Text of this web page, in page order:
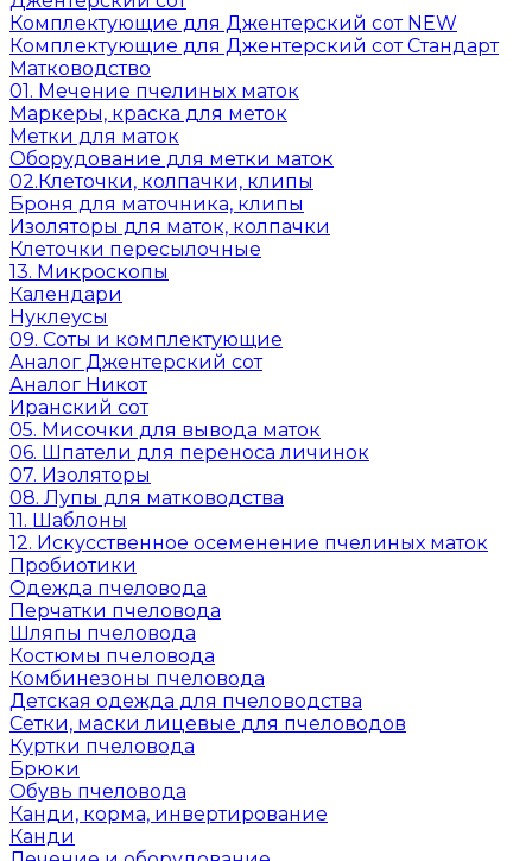
Комплектующие для Джентерский сот NEW
Комплектующие для Джентерский сот Стандарт
Матководство
01. Мечение пчелиных маток
Маркеры, краска для меток
Метки для маток
Оборудование для метки маток
02.Клеточки, колпачки, клипы
Броня для маточника, клипы
Изоляторы для маток, колпачки
Клеточки пересылочные
13. Микроскопы
Календари
Нуклеусы
09. Соты и комплектующие
Аналог Джентерский сот
Аналог Никот
Иранский сот
05. Мисочки для вывода маток
06. Шпатели для переноса личинок
07. Изоляторы
08. Лупы для матководства
11. Шаблоны
12. Искусственное осеменение пчелиных маток
Пробиотики
Одежда пчеловода
Перчатки пчеловода
Шляпы пчеловода
Костюмы пчеловода
Комбинезоны пчеловода
Детская одежда для пчеловодства
Сетки, маски лицевые для пчеловодов
Куртки пчеловода
Брюки
Обувь пчеловода
Канди, корма, инвертирование
Канди